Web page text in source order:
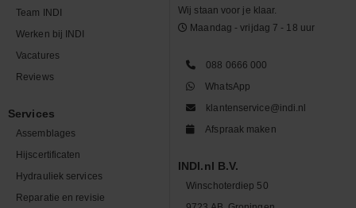
Team INDI
Werken bij INDI
Vacatures
Reviews
Services
Assemblages
Hijscertificaten
Hydrauliek services
Reparatie en revisie
Wij staan voor je klaar.
Maandag - vrijdag 7 - 18 uur
088 0666 000
WhatsApp
klantenservice@indi.nl
Afspraak maken
INDI.nl B.V.
Winschoterdiep 50